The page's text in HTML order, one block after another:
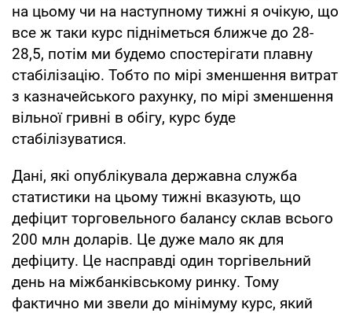
на цьому чи на наступному тижні я очікую, що
все ж таки курс підніметься ближче до 28-
28,5, потім ми будемо спостерігати плавну
стабілізацію. Тобто по мірі зменшення витрат
з казначейського рахунку, по мірі зменшення
вільної гривні в обігу, курс буде
стабілізуватися.
Дані, які опублікувала державна служба
статистики на цьому тижні вказують, що
дефіцит торговельного балансу склав всього
200 млн доларів. Це дуже мало як для
дефіциту. Це насправді один торгівельний
день на міжбанківському ринку. Тому
фактично ми звели до мінімуму курс, який